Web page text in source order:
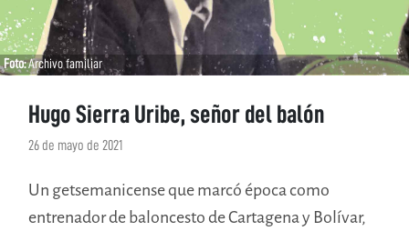
Foto:Archivo familiar
Hugo Sierra Uribe, señor del balón
26 de mayo de 2021
Un getsemanicense que marcó época como
entrenador de baloncesto de Cartagena y Bolívar,